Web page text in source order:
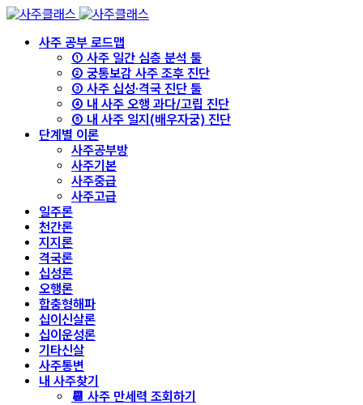
사주 공부 로드맵
① 사주 일간 심층 분석 툴
② 궁통보감 사주 조후 진단
③ 사주 십성·격국 진단 툴
④ 내 사주 오행 과다/고립 진단
⑤ 내 사주 일지(배우자궁) 진단
단계별 이론
사주공부방
사주기본
사주중급
사주고급
일주론
천간론
지지론
격국론
십성론
오행론
합충형해파
십이신살론
십이운성론
기타신살
사주통변
내 사주찾기
📆 사주 만세력 조회하기